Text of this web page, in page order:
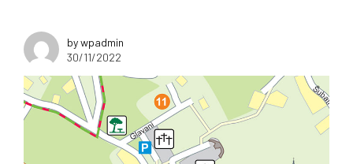
by wpadmin
30/11/2022